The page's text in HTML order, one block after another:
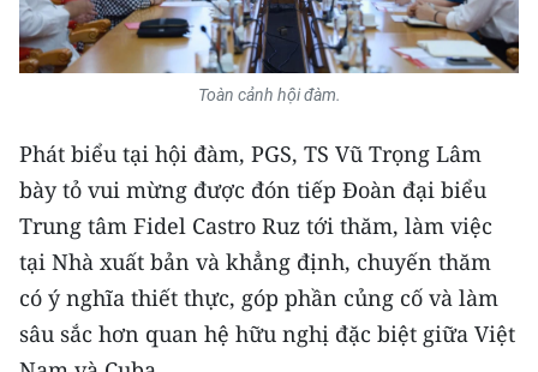
E-Magazine
Media Chính trị
Media Kinh tế
Media Văn hóa
Media Xã hội
Media Pháp luật
Toàn cảnh hội đàm.
Phát biểu tại hội đàm, PGS, TS Vũ Trọng Lâm
bày tỏ vui mừng được đón tiếp Đoàn đại biểu
Trung tâm Fidel Castro Ruz tới thăm, làm việc
tại Nhà xuất bản và khẳng định, chuyến thăm
có ý nghĩa thiết thực, góp phần củng cố và làm
sâu sắc hơn quan hệ hữu nghị đặc biệt giữa Việt